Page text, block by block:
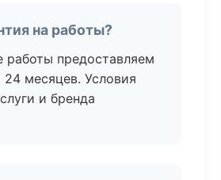
на работы?
работы предоставляем
24 месяцев. Условия
и бренда